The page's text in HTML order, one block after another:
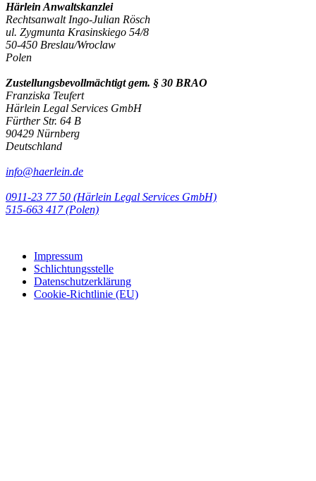
Härlein Anwaltskanzlei
Rechtsanwalt Ingo-Julian Rösch
ul. Zygmunta Krasinskiego 54/8
50-450 Breslau/Wroclaw
Polen
Zustellungsbevollmächtigt gem. § 30 BRAO
Franziska Teufert
Härlein Legal Services GmbH
Fürther Str. 64 B
90429 Nürnberg
Deutschland
info@haerlein.de
0911-23 77 50 (Härlein Legal Services GmbH)
‭515-663 417 (Polen)‬‬‬
Impressum
Schlichtungsstelle
Datenschutzerklärung
Cookie-Richtlinie (EU)